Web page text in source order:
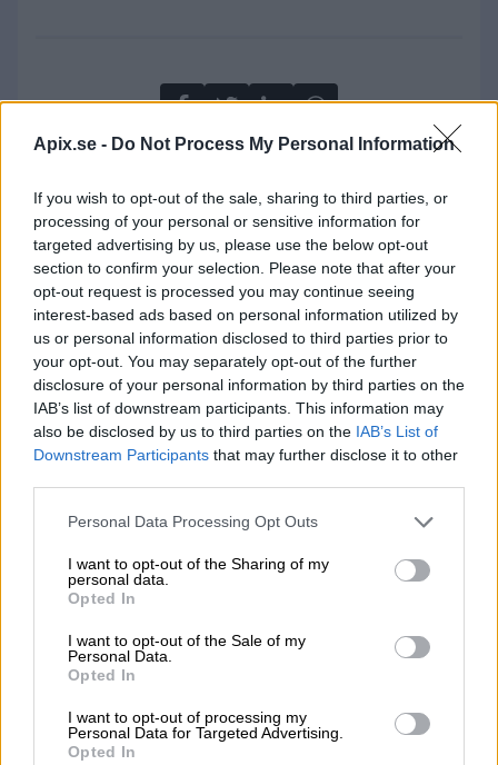
Apix.se - Do Not Process My Personal Information
If you wish to opt-out of the sale, sharing to third parties, or
processing of your personal or sensitive information for
targeted advertising by us, please use the below opt-out
section to confirm your selection. Please note that after your
opt-out request is processed you may continue seeing
interest-based ads based on personal information utilized by
us or personal information disclosed to third parties prior to
your opt-out. You may separately opt-out of the further
disclosure of your personal information by third parties on the
IAB’s list of downstream participants. This information may
also be disclosed by us to third parties on the IAB’s List of
Downstream Participants that may further disclose it to other
Please note that this website/app uses one or more Google
not limited to your visit or usage behaviour. You may click to
grant or deny consent to Google and its third-party tags to
use your data for below specified purposes in below Google
consent section.
Personal Data Processing Opt Outs
I want to opt-out of the Sharing of my
personal data.
Opted In
I want to opt-out of the Sale of my
Personal Data.
Opted In
I want to opt-out of processing my
Personal Data for Targeted Advertising.
Opted In
Apix
som har specialiserat sig på digital
förmedling av affärsdokument mellan
företag. Apix har ända sedan starten varit
fokuserade på att samarbete med
modern lösning för att skicka och ta emot
fakturor direkt i systemet. I Sverige är Apix